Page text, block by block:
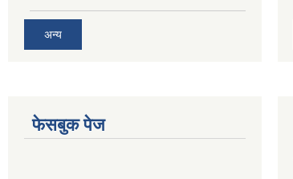
अन्य
फेसबुक पेज